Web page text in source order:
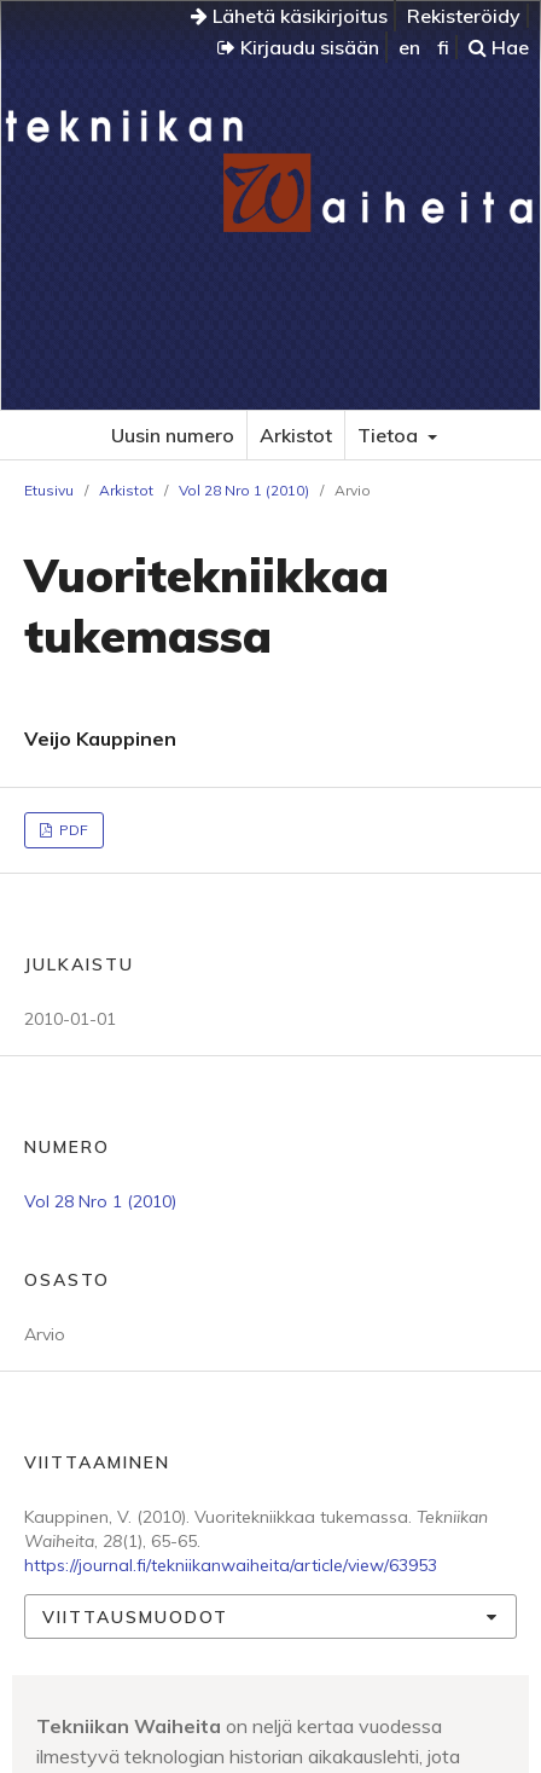
Lähetä käsikirjoitus
Rekisteröidy
Kirjaudu sisään
en fi Hae
Uusin numero Arkistot Tietoa
Etusivu / Arkistot / Vol 28 Nro 1 (2010) / Arvio
Vuoritekniikkaa
tukemassa
Veijo Kauppinen
PDF
JULKAISTU
2010-01-01
NUMERO
Vol 28 Nro 1 (2010)
OSASTO
Arvio
VIITTAAMINEN
Kauppinen, V. (2010). Vuoritekniikkaa tukemassa. Tekniikan
Waiheita, 28(1), 65-65.
https://journal.fi/tekniikanwaiheita/article/view/63953
VIITTAUSMUODOT
Tekniikan Waiheita on neljä kertaa vuodessa
ilmestyvä teknologian historian aikakauslehti, jota